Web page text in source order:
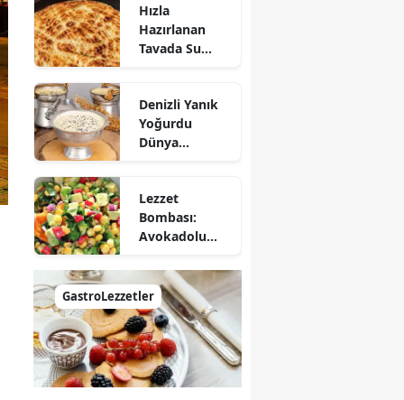
Hızla
Hazırlanan
Tavada Su
Sofralarınıza
Lezzet Katın!
Denizli Yanık
Yoğurdu
Dünya
Lezzet
Bombası:
Avokadolu
Nasıl Yapılır?
GastroLezzetler